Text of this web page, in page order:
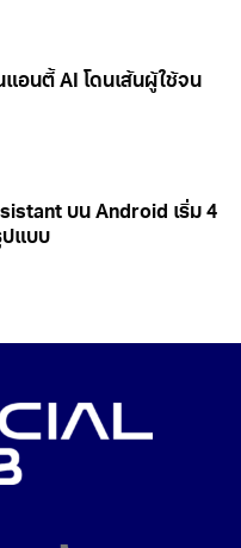
อนตี้ AI โดนเส้นผู้ใช้จน
บน Android เริ่ม 4
ปแบบ